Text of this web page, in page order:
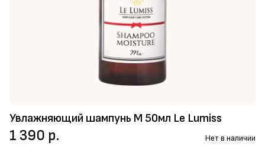
Увлажняющий шампунь M 50мл Le Lumiss
1 390 р. Нет в наличии